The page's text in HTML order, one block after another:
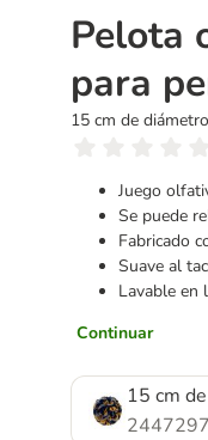
Pelota
para
15 cm de diámetro
Juego
Se puede
Fabricado
Suave al
Lavable en
Continuar
15 cm